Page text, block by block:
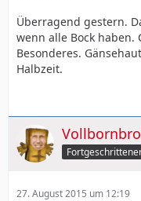
Überragend gestern.
wenn alle Bock haben.
Besonderes.
Halbzeit.
27. August 2015 um 12:19